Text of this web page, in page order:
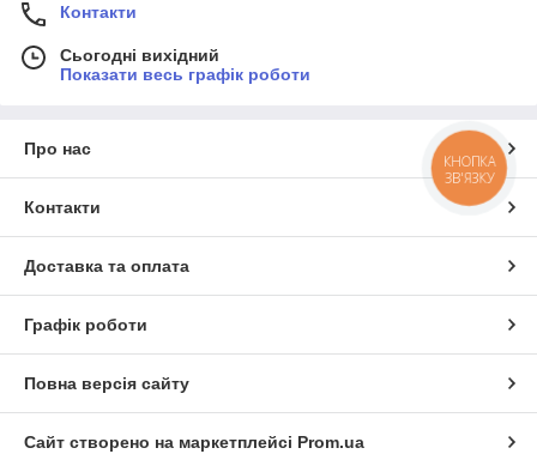
Контакти
Сьогодні вихідний
Показати весь графік роботи
Про нас
Контакти
Доставка та оплата
Графік роботи
Повна версія сайту
Сайт створено на маркетплейсі Prom.ua
КНОПКА
ЗВ'ЯЗКУ